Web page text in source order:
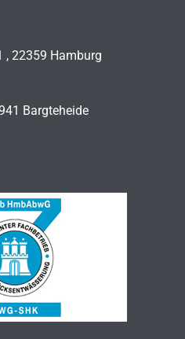
, 22359 Hamburg
Bargteheide